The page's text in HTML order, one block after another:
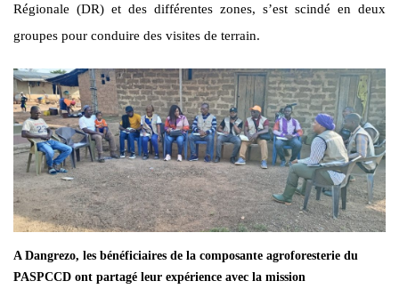
Régionale (DR) et des différentes zones, s’est scindé en deux
groupes pour conduire des visites de terrain.
A Dangrezo, les bénéficiaires de la composante agroforesterie du
PASPCCD ont partagé leur expérience avec la mission